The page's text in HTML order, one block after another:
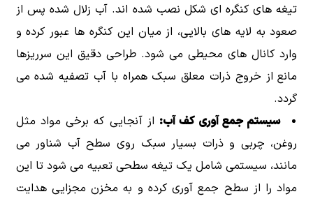
تیغه های کنگره ای شکل نصب شده اند. آب زلال شده پس از
صعود به لایه های بالایی، از میان این کنگره ها عبور کرده و
وارد کانال های محیطی می شود. طراحی دقیق این سرریزها
مانع از خروج ذرات معلق سبک همراه با آب تصفیه شده می
گردد.
سیستم جمع آوری کف آب: از آنجایی که برخی مواد مثل
روغن، چربی و ذرات بسیار سبک روی سطح آب شناور می
مانند، سیستمی شامل یک تیغه سطحی تعبیه می شود تا این
مواد را از سطح جمع آوری کرده و به مخزن مجزایی هدایت